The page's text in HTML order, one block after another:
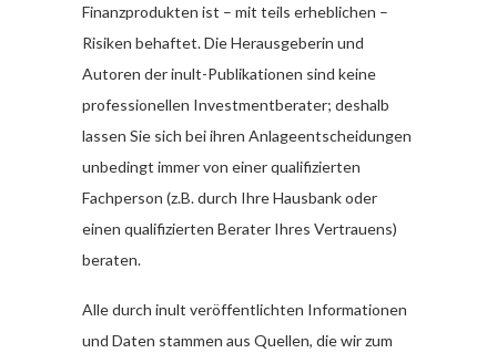
Finanzprodukten ist – mit teils erheblichen –
Risiken behaftet. Die Herausgeberin und
Autoren der inult-Publikationen sind keine
professionellen Investmentberater; deshalb
lassen Sie sich bei ihren Anlageentscheidungen
unbedingt immer von einer qualifizierten
Fachperson (z.B. durch Ihre Hausbank oder
einen qualifizierten Berater Ihres Vertrauens)
beraten.
Alle durch inult veröffentlichten Informationen
und Daten stammen aus Quellen, die wir zum